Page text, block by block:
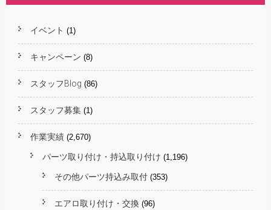
イベント (1)
キャンペーン (8)
スタッフBlog (86)
スタッフ募集 (1)
作業実績 (2,670)
パーツ取り付け・持込取り付け (1,196)
その他パーツ持込み取付 (353)
エアロ取り付け・交換 (96)